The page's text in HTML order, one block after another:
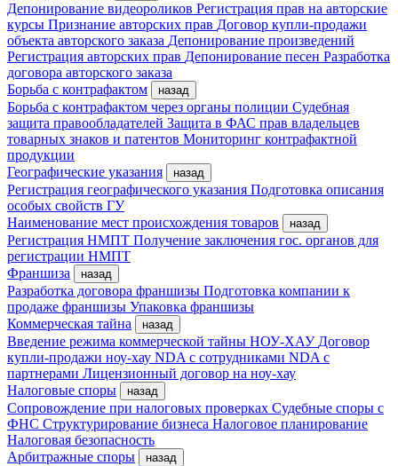
Депонирование видеороликов Регистрация прав на авторские
курсы Признание авторских прав Договор купли-продажи
объекта авторского заказа Депонирование произведений
Регистрация авторских прав Депонирование песен Разработка
договора авторского заказа
Борьба с контрафактом
назад
Борьба с контрафактом через органы полиции Судебная
защита правообладателей Защита в ФАС прав владельцев
товарных знаков и патентов Мониторинг контрафактной
продукции
Географические указания
назад
Регистрация географического указания Подготовка описания
особых свойств ГУ
Наименование мест происхождения товаров
назад
Регистрация НМПТ Получение заключения гос. органов для
регистрации НМПТ
Франшиза
назад
Разработка договора франшизы Подготовка компании к
продаже франшизы Упаковка франшизы
Коммерческая тайна
назад
Введение режима коммерческой тайны НОУ-ХАУ Договор
купли-продажи ноу-хау NDA с сотрудниками NDA с
партнерами Лицензионный договор на ноу-хау
Налоговые споры
назад
Сопровождение при налоговых проверках Судебные споры с
ФНС Структурирование бизнеса Налоговое планирование
Налоговая безопасность
Арбитражные споры
назад